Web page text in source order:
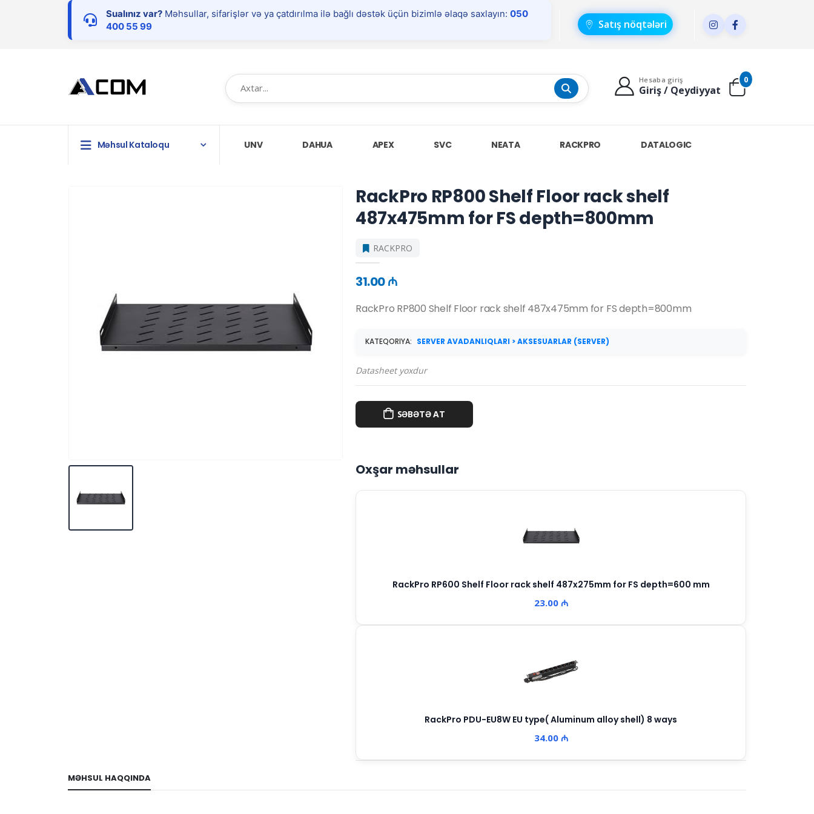
Sualınız var? Məhsullar, sifarişlər və ya çatdırılma ilə bağlı dəstək üçün bizimlə əlaqə saxlayın: 050
400 55 99
Satış nöqtələri
Hesaba giriş
Giriş / Qeydiyyat
0
Məhsul Kataloqu UNV DAHUA APEX SVC NEATA RACKPRO DATALOGIC
RackPro RP800 Shelf Floor rack shelf
487x475mm for FS depth=800mm
RACKPRO
31.00 ₼
RackPro RP800 Shelf Floor rack shelf 487x475mm for FS depth=800mm
KATEQORIYA: SERVER AVADANLIQLARI > AKSESUARLAR (SERVER)
Datasheet yoxdur
SƏBƏTƏ AT
Oxşar məhsullar
RackPro RP600 Shelf Floor rack shelf 487x275mm for FS depth=600 mm
23.00 ₼
RackPro PDU-EU8W EU type( Aluminum alloy shell) 8 ways
34.00 ₼
MƏHSUL HAQQINDA